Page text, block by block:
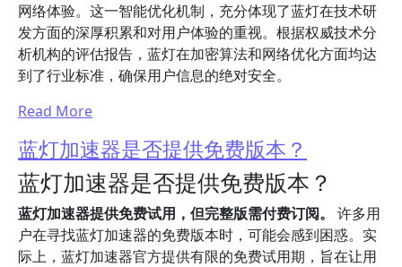
网络体验。这一智能优化机制，充分体现了蓝灯在技术研
发方面的深厚积累和对用户体验的重视。根据权威技术分
析机构的评估报告，蓝灯在加密算法和网络优化方面均达
到了行业标准，确保用户信息的绝对安全。
Read More
蓝灯加速器是否提供免费版本？
蓝灯加速器是否提供免费版本？
蓝灯加速器提供免费试用，但完整版需付费订阅。
许多用
户在寻找蓝灯加速器的免费版本时，可能会感到困惑。实
际上，蓝灯加速器官方提供有限的免费试用期，旨在让用